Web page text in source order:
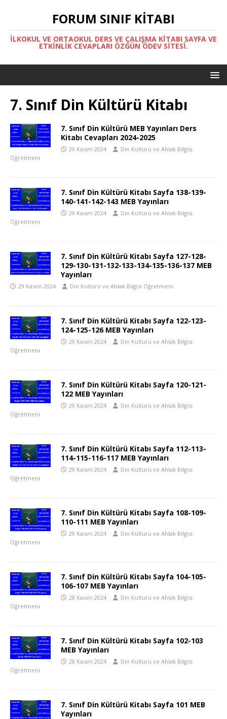
FORUM SINIF KITABI
İLKOKUL VE ORTAOKUL DERS VE ÇALIŞMA KITABI SAYFA VE
ETKINLIK CEVAPLARI ÖZGÜN ÖDEV SITESI.
7. Sınıf Din Kültürü Kitabı
7. Sınıf Din Kültürü MEB Yayınları Ders
Kitabı Cevapları 2024-2025
29 Kasım 2024
Din Kültürü ve Ahlak Bilgisi
Öğretmeni
7. Sınıf Din Kültürü Kitabı Sayfa 138-139-
140-141-142-143 MEB Yayınları
29 Kasım 2024
Din Kültürü ve Ahlak Bilgisi
Öğretmeni
7. Sınıf Din Kültürü Kitabı Sayfa 127-128-
129-130-131-132-133-134-135-136-137 MEB
Yayınları
29 Kasım 2024 Din Kültürü ve Ahlak Bilgisi Öğretmeni
7. Sınıf Din Kültürü Kitabı Sayfa 122-123-
124-125-126 MEB Yayınları
29 Kasım 2024
Din Kültürü ve Ahlak Bilgisi
Öğretmeni
7. Sınıf Din Kültürü Kitabı Sayfa 120-121-
122 MEB Yayınları
29 Kasım 2024
Din Kültürü ve Ahlak Bilgisi
Öğretmeni
7. Sınıf Din Kültürü Kitabı Sayfa 112-113-
114-115-116-117 MEB Yayınları
29 Kasım 2024
Din Kültürü ve Ahlak Bilgisi
Öğretmeni
7. Sınıf Din Kültürü Kitabı Sayfa 108-109-
110-111 MEB Yayınları
29 Kasım 2024
Din Kültürü ve Ahlak Bilgisi
Öğretmeni
7. Sınıf Din Kültürü Kitabı Sayfa 104-105-
106-107 MEB Yayınları
28 Kasım 2024
Din Kültürü ve Ahlak Bilgisi
Öğretmeni
7. Sınıf Din Kültürü Kitabı Sayfa 102-103
MEB Yayınları
28 Kasım 2024
Din Kültürü ve Ahlak Bilgisi
Öğretmeni
7. Sınıf Din Kültürü Kitabı Sayfa 101 MEB
Yayınları